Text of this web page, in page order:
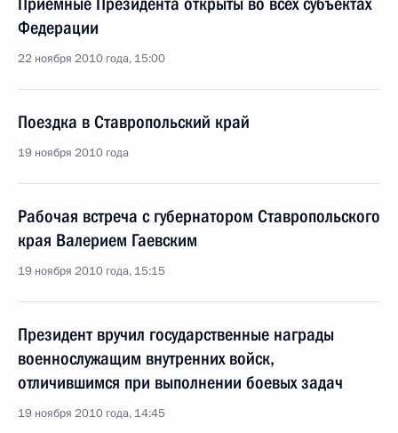
Федерации
22 ноября 2010 года, 15:00
Поездка в Ставропольский край
19 ноября 2010 года
Рабочая встреча с губернатором Ставропольского
края Валерием Гаевским
19 ноября 2010 года, 15:15
Президент вручил государственные награды
военнослужащим внутренних войск,
отличившимся при выполнении боевых задач
19 ноября 2010 года, 14:45